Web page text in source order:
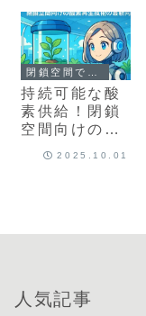
持続可能な酸
素供給！閉鎖
空間向けの酸
素再生技術の
2025.10.01
人気記事